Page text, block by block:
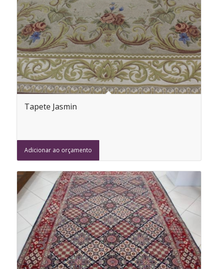
Tapete Jasmin
Adicionar ao orçamento